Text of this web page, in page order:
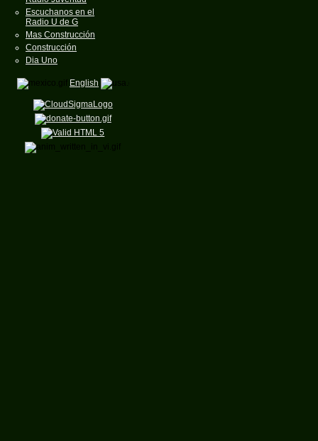
Escuchanos en el
Radio U de G
Mas Construcción
Construcción
Dia Uno
English